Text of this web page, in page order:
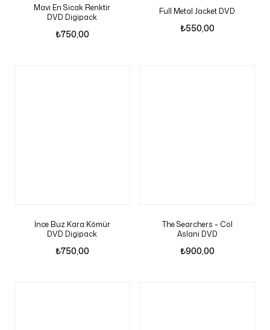
Mavi En Sicak Renktir
DVD Digipack
₺750,00
Full Metal Jacket DVD
₺550,00
İnce Buz Kara Kömür
DVD Digipack
₺750,00
The Searchers – Col
Aslani DVD
₺900,00